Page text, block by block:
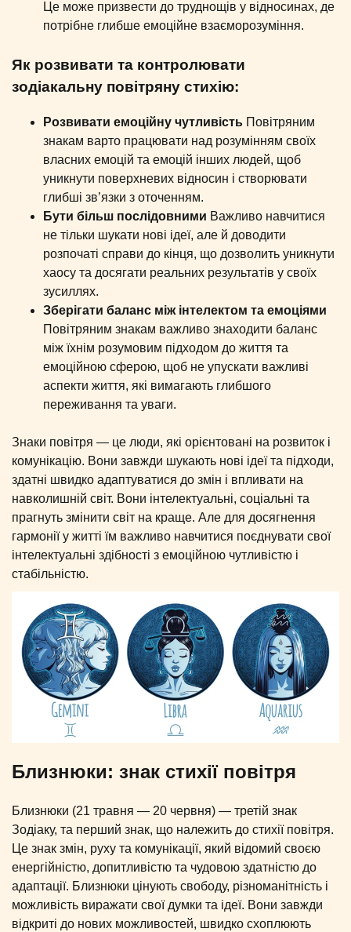
Це може призвести до труднощів у відносинах, де
потрібне глибше емоційне взаєморозуміння.
Як розвивати та контролювати
зодіакальну повітряну стихію:
Розвивати емоційну чутливість Повітряним
знакам варто працювати над розумінням своїх
власних емоцій та емоцій інших людей, щоб
уникнути поверхневих відносин і створювати
глибші зв’язки з оточенням.
Бути більш послідовними Важливо навчитися
не тільки шукати нові ідеї, але й доводити
розпочаті справи до кінця, що дозволить уникнути
хаосу та досягати реальних результатів у своїх
зусиллях.
Зберігати баланс між інтелектом та емоціями
Повітряним знакам важливо знаходити баланс
між їхнім розумовим підходом до життя та
емоційною сферою, щоб не упускати важливі
аспекти життя, які вимагають глибшого
переживання та уваги.
Знаки повітря — це люди, які орієнтовані на розвиток і
комунікацію. Вони завжди шукають нові ідеї та підходи,
здатні швидко адаптуватися до змін і впливати на
навколишній світ. Вони інтелектуальні, соціальні та
прагнуть змінити світ на краще. Але для досягнення
гармонії у житті їм важливо навчитися поєднувати свої
інтелектуальні здібності з емоційною чутливістю і
стабільністю.
Близнюки: знак стихії повітря
Близнюки (21 травня — 20 червня) — третій знак
Зодіаку, та перший знак, що належить до стихії повітря.
Це знак змін, руху та комунікації, який відомий своєю
енергійністю, допитливістю та чудовою здатністю до
адаптації. Близнюки цінують свободу, різноманітність і
можливість виражати свої думки та ідеї. Вони завжди
відкриті до нових можливостей, швидко схоплюють